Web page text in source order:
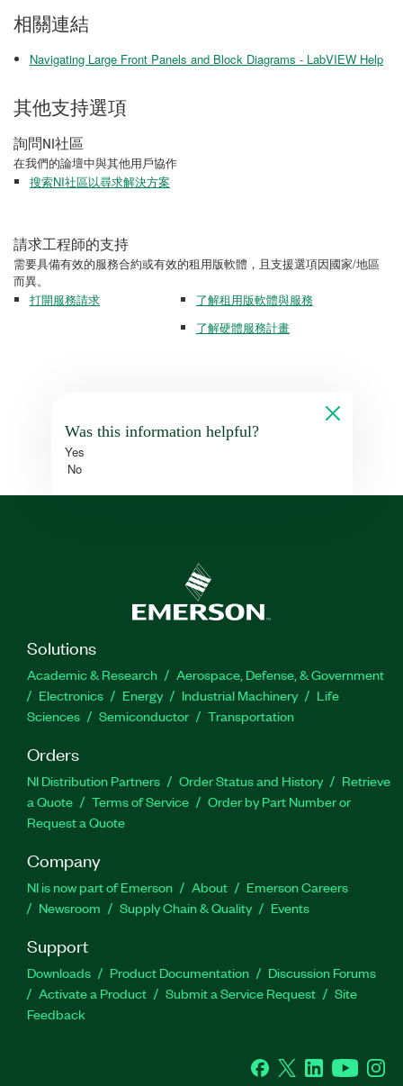
相關連結
Navigating Large Front Panels and Block Diagrams - LabVIEW Help
其他支持選項
詢問NI社區
在我們的論壇中與其他用戶協作
搜索NI社區以尋求解決方案
請求工程師的支持
需要具備有效的服務合約或有效的租用版軟體，且支援選項因國家/地區
而異。
打開服務請求
了解租用版軟體與服務
了解硬體服務計畫
Was this information helpful?
Yes
No
Solutions
Academic & Research
Aerospace, Defense, & Government
Electronics
Energy Industrial Machinery
Life
Sciences
Semiconductor Transportation
Orders
NI Distribution Partners Order Status and History
Retrieve
a Quote
Terms of Service
Order by Part Number or
Request a Quote
Company
NI is now part of Emerson About
Emerson Careers
Newsroom
Supply Chain & Quality Events
Support
Downloads Product Documentation
Discussion Forums
Activate a Product
Submit a Service Request
Site
Feedback
Facebook
Twitter LinkedInYouTube